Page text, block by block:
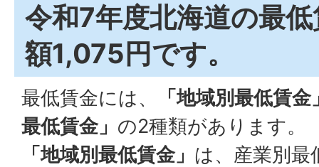
令和7年度北海道の最
額1,075円です。
最低賃金には、
「地域別最低賃金
最低賃金」 の2種類があります。
「地域別最低賃金」 は、産業別最